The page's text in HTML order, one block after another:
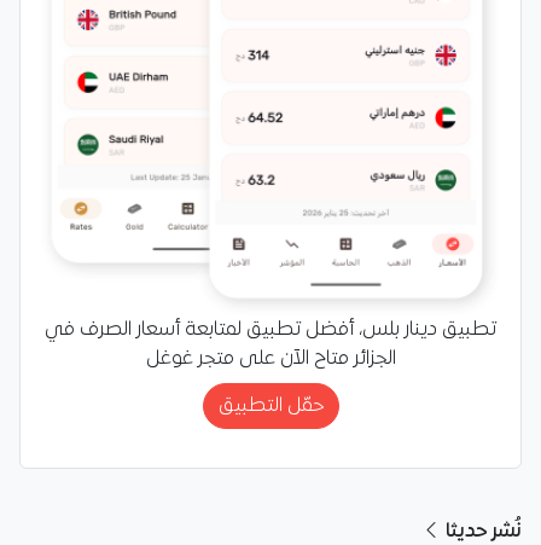
تطبيق دينار بلس، أفضل تطبيق لمتابعة أسعار الصرف في
الجزائر متاح الآن على متجر غوغل
حمّل التطبيق
نُشر حديثا